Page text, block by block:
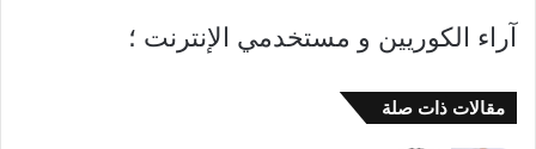
آراء الكوريين و مستخدمي الإنترنت ؛
مقالات ذات صلة